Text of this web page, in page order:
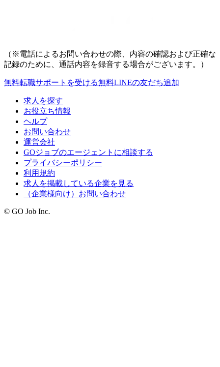
（※電話によるお問い合わせの際、内容の確認および正確な
記録のために、通話内容を録音する場合がございます。）
無料転職サポートを受ける無料LINEの友だち追加
求人を探す
お役立ち情報
ヘルプ
お問い合わせ
運営会社
GOジョブのエージェントに相談する
プライバシーポリシー
利用規約
求人を掲載している企業を見る
（企業様向け）お問い合わせ
© GO Job Inc.